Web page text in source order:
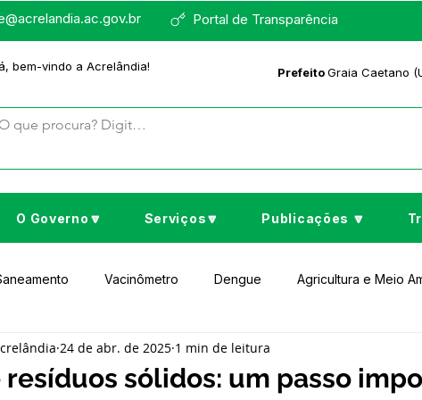
Portal de Transparência
bem-vindo a Acrelândia! PrefeitoGraia Caetano
O Governo🔽 Serviços🔽 Publicações 🔽
Vacinômetro Dengue Agricultura e Meio
Cultura e Lazer Educação Assistência Social
resíduos sólidos: um passo
24 de abr. de 2025 1 min de leitura